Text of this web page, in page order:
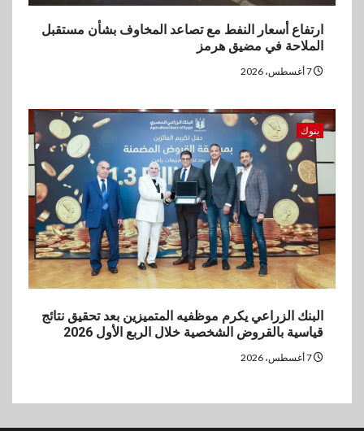
ارتفاع أسعار النفط مع تصاعد المخاوف بشأن مستقبل
الملاحة في مضيق هرمز
بنوك
البنك الزراعي يكرم موظفيه المتميزين بعد تحقيق نتائج
قياسية بالقروض الشخصية خلال الربع الأول 2026